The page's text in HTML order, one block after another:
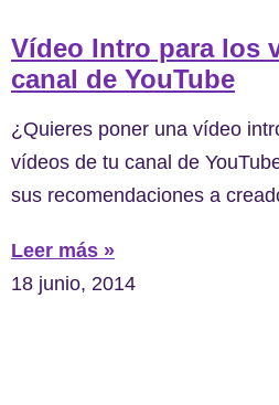
Vídeo Intro para los
canal de YouTube
¿Quieres poner una vídeo
vídeos de tu canal de
sus recomendaciones a
Leer más »
18 junio, 2014